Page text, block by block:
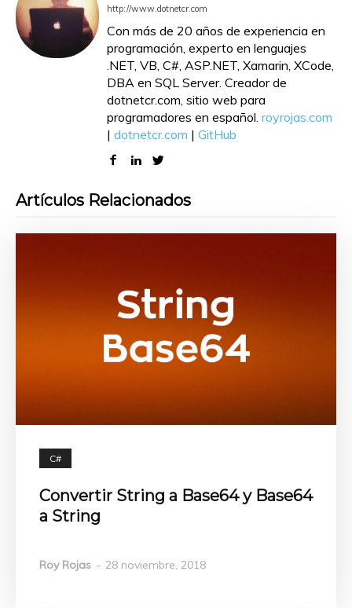
http://www.dotnetcr.com
Con más de 20 años de experiencia en
programación, experto en lenguajes
.NET, VB, C#, ASP.NET, Xamarin, XCode,
DBA en SQL Server. Creador de
dotnetcr.com, sitio web para
programadores en español. royrojas.com
| dotnetcr.com | GitHub
Artículos Relacionados
C#
Convertir String a Base64 y Base64
a String
Roy Rojas - 28 noviembre, 2018